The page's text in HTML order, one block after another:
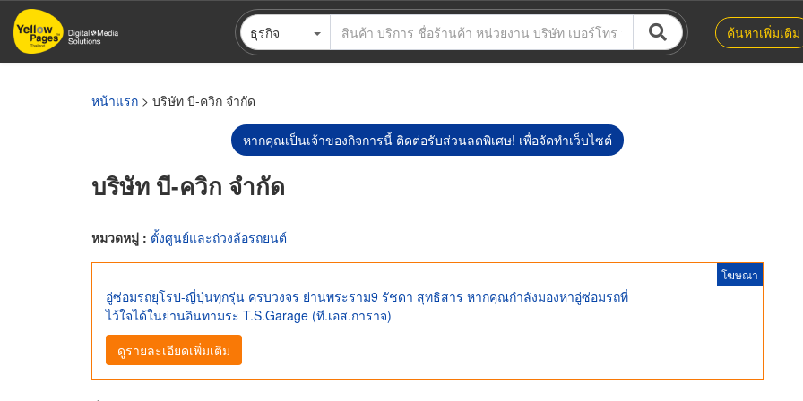
ข้าม
ไป
ธุรกิจ ค้นหาเพิ่มเติม
หน้าแรก > บริษัท บี-ควิก จำกัด
หากคุณเป็นเจ้าของกิจการนี้ ติดต่อรับส่วนลดพิเศษ! เพื่อจัดทำเว็บไซต์
บริษัท บี-ควิก จำกัด
หมวดหมู่ : ตั้งศูนย์และถ่วงล้อรถยนต์
โฆษณา
อู่ซ่อมรถยุโรป-ญี่ปุ่นทุกรุ่น ครบวงจร ย่านพระราม9 รัชดา สุทธิสาร หากคุณกำลังมองหาอู่ซ่อมรถที่
ไว้ใจได้ในย่านอินทามระ T.S.Garage (ที.เอส.การาจ)
ดูรายละเอียดเพิ่มเติม